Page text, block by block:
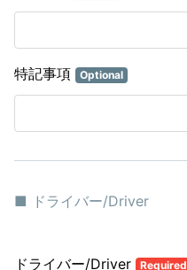
特記事項 Optional
■ ドライバー/Driver
ドライバー/Driver Required